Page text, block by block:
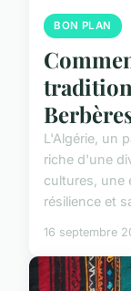
BON PLAN
L'Algérie, un
riche d'une
cultures, une
résilience et
16 septembre